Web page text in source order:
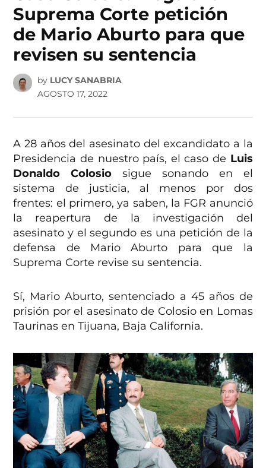
Suprema Corte petición
de Mario Aburto para que
revisen su sentencia
by LUCY SANABRIA
AGOSTO 17, 2022
A 28 años del asesinato del excandidato a la
Presidencia de nuestro país, el caso de Luis
Donaldo Colosio sigue sonando en el
sistema de justicia, al menos por dos
frentes: el primero, ya saben, la FGR anunció
la reapertura de la investigación del
asesinato y el segundo es una petición de la
defensa de Mario Aburto para que la
Suprema Corte revise su sentencia.
Sí, Mario Aburto, sentenciado a 45 años de
prisión por el asesinato de Colosio en Lomas
Taurinas en Tijuana, Baja California.